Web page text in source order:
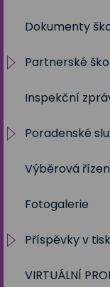
2019/2020
2018/2019
2017/2018
2016/2017
2015/2016
2014/2015
2013/2014
2012/2013
Dokumenty
Partnerské
Projekty
Inspekční
Poradenské
Výchovný
Metodik
Školní
Sociální
Výběrová
Fotogalerie
Příspěvky v
Školní rok
VIRTUÁLNÍ